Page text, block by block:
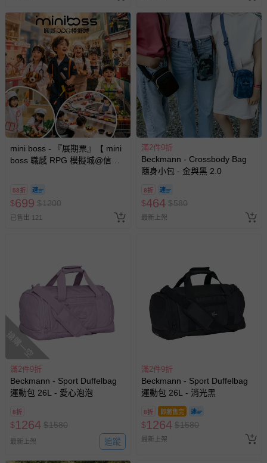
mini boss - 『展期票』【 mini
boss 職感 RPG 模擬城@信義
換，依現場梯次安排入場，逾
期作廢) (兒童票(2歲以上)贈一
名陪伴成人)
58折
$699 $1200
已售出 121
滿2件9折
Beckmann - Crossbody Bag
隨身小包 - 金與黑 2.0
8折
$464 $580
最新上架
搶購一空
滿2件9折
Beckmann - Sport Duffelbag
運動包 26L - 愛心泡泡
8折
$1264 $1580
最新上架 追蹤
滿2件9折
Beckmann - Sport Duffelbag
運動包 26L - 消光黑
8折 即將售完
$1264 $1580
最新上架